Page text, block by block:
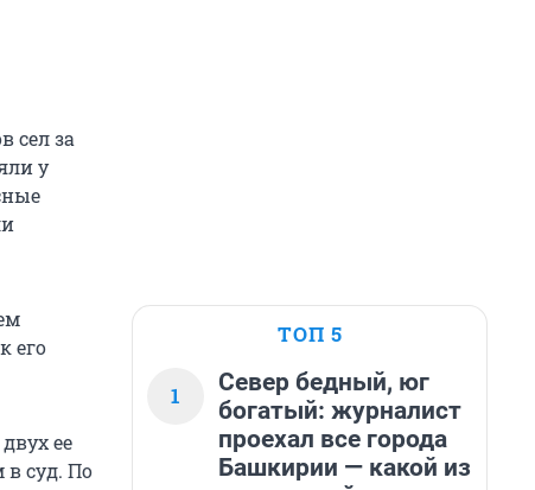
сел за
у
его
ее
суд. По
ТОП 5
1
Север бедный, юг
богатый: журналист
проехал все города
Башкирии — какой из